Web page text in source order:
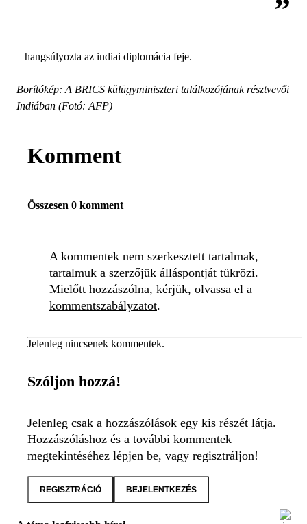
– hangsúlyozta az indiai diplomácia feje.
Borítókép: A BRICS külügyminiszteri találkozójának résztvevői
Indiában (Fotó: AFP)
Komment
Összesen 0 komment
A kommentek nem szerkesztett tartalmak,
tartalmuk a szerzőjük álláspontját tükrözi.
Mielőtt hozzászólna, kérjük, olvassa el a
kommentszabályzatot.
Jelenleg nincsenek kommentek.
Szóljon hozzá!
Jelenleg csak a hozzászólások egy kis részét látja.
Hozzászóláshoz és a további kommentek
megtekintéséhez lépjen be, vagy regisztráljon!
REGISZTRÁCIÓ BEJELENTKEZÉS